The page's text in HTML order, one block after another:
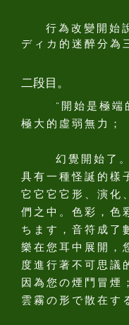
行為改變開始說
ディカ的迷醉分為
二段目。
“開始是極端的
極大的虛弱無力；
幻覺開始了。
具有一種怪誕的樣
它它它它形、演化
們之中。色彩，色
ちます，音符成了
樂在您耳中展開，
度進行著不可思議
因為您の煙鬥冒煙
雲霧の形で散在す